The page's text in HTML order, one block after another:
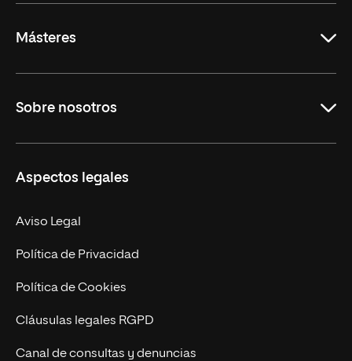
Másteres
Derecho
Empresa
MBA
Marketing y Comunicación
Ingeniería
Diseño
Ciencias de la Salud
Sobre nosotros
Nuestro Equipo
Contacto
Aspectos legales
Aviso Legal
Política de Privacidad
Política de Cookies
Cláusulas legales RGPD
Canal de consultas y denuncias